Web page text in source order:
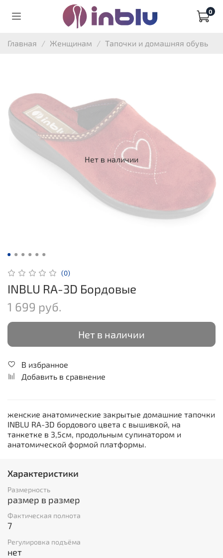
0
Главная Женщинам Тапочки и домашняя обувь
Нет в наличии
(0)
INBLU RA-3D Бордовые
1 699 руб.
Нет в наличии
В избранное
Добавить в сравнение
женские анатомические закрытые домашние тапочки
INBLU RA-3D бордового цвета с вышивкой, на
танкетке в 3,5см, продольным супинатором и
анатомической формой платформы.
Характеристики
Размерность
размер в размер
Фактическая полнота
7
Регулировка подъёма
нет